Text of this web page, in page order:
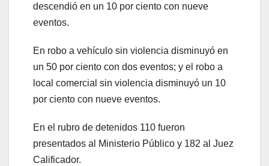
descendió en un 10 por ciento con nueve
eventos.
En robo a vehículo sin violencia disminuyó en
un 50 por ciento con dos eventos; y el robo a
local comercial sin violencia disminuyó un 10
por ciento con nueve eventos.
En el rubro de detenidos 110 fueron
presentados al Ministerio Público y 182 al Juez
Calificador.